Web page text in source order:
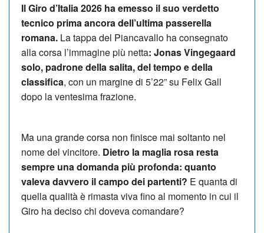
Il Giro d’Italia 2026 ha emesso il suo verdetto
tecnico prima ancora dell’ultima passerella
romana. La tappa del Piancavallo ha consegnato
alla corsa l’immagine più netta: Jonas Vingegaard
solo, padrone della salita, del tempo e della
classifica, con un margine di 5’22” su Felix Gall
dopo la ventesima frazione.
Ma una grande corsa non finisce mai soltanto nel
nome del vincitore. Dietro la maglia rosa resta
sempre una domanda più profonda: quanto
valeva davvero il campo dei partenti? E quanta di
quella qualità è rimasta viva fino al momento in cui il
Giro ha deciso chi doveva comandare?